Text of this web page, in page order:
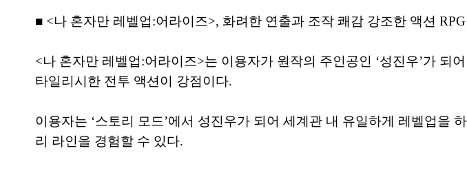
■ <나 혼자만 레벨업:어라이즈>, 화려한 연출과 조작 쾌감 강조한 액션 RPG
<나 혼자만 레벨업:어라이즈>는 이용자가 원작의 주인공인 ‘성진우’가
타일리시한 전투 액션이 강점이다.
이용자는 ‘스토리 모드’에서 성진우가 되어 세계관 내 유일하게 레벨업을
리 라인을 경험할 수 있다.